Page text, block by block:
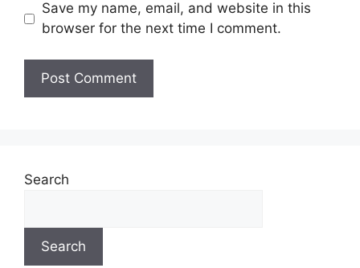
Save my name, email, and website in this
browser for the next time I comment.
Search
Search